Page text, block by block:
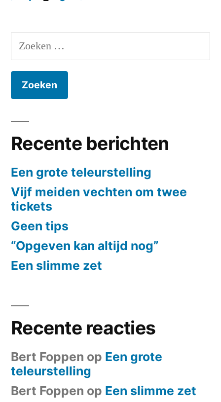
paginering
Zoeken
naar:
Recente berichten
Een grote teleurstelling
Vijf meiden vechten om twee
tickets
Geen tips
“Opgeven kan altijd nog”
Een slimme zet
Recente reacties
Bert Foppen op Een grote
teleurstelling
Bert Foppen op Een slimme zet